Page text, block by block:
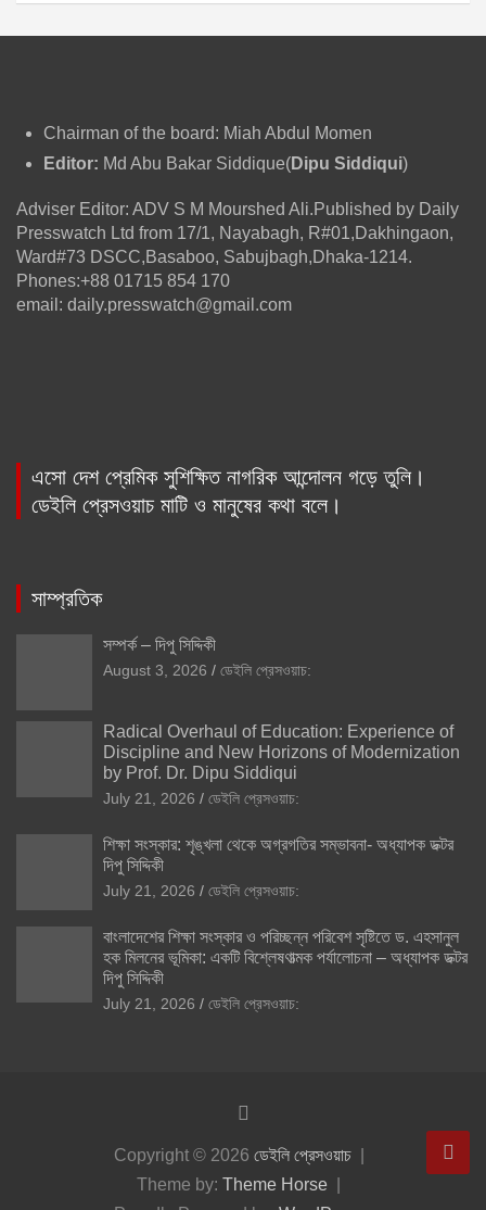
Chairman of the board: Miah Abdul Momen
Editor: Md Abu Bakar Siddique(Dipu Siddiqui)
Adviser Editor: ADV S M Mourshed Ali.Published by Daily
Presswatch Ltd from 17/1, Nayabagh, R#01,Dakhingaon,
Ward#73 DSCC,Basaboo, Sabujbagh,Dhaka-1214.
Phones:+88 01715 854 170
email: daily.presswatch@gmail.com
এসো দেশ প্রেমিক সুশিক্ষিত নাগরিক আন্দোলন গড়ে তুলি।
ডেইলি প্রেসওয়াচ মাটি ও মানুষের কথা বলে।
সাম্প্রতিক
সম্পর্ক – দিপু সিদ্দিকী
August 3, 2026 ডেইলি প্রেসওয়াচ:
Radical Overhaul of Education: Experience of
Discipline and New Horizons of Modernization
by Prof. Dr. Dipu Siddiqui
July 21, 2026 ডেইলি প্রেসওয়াচ:
শিক্ষা সংস্কার: শৃঙ্খলা থেকে অগ্রগতির সম্ভাবনা- অধ্যাপক ডক্টর
দিপু সিদ্দিকী
July 21, 2026 ডেইলি প্রেসওয়াচ:
বাংলাদেশের শিক্ষা সংস্কার ও পরিচ্ছন্ন পরিবেশ সৃষ্টিতে ড. এহসানুল
হক মিলনের ভূমিকা: একটি বিশ্লেষণাত্মক পর্যালোচনা – অধ্যাপক ডক্টর
দিপু সিদ্দিকী
July 21, 2026 ডেইলি প্রেসওয়াচ:
Copyright © 2026 ডেইলি প্রেসওয়াচ
Theme by: Theme Horse